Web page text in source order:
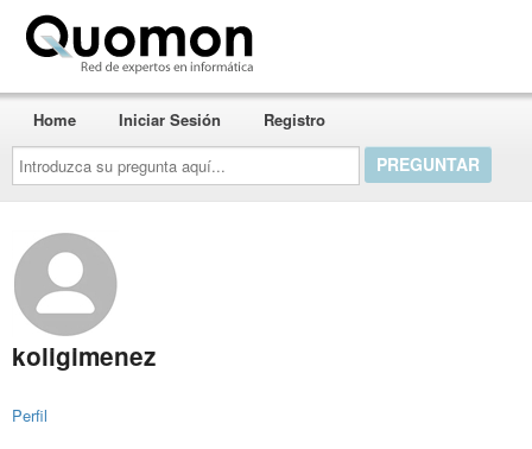
Introduzca
su
pregunta
aquí...
Home Iniciar Sesión Registro
koligimenez
Perfil